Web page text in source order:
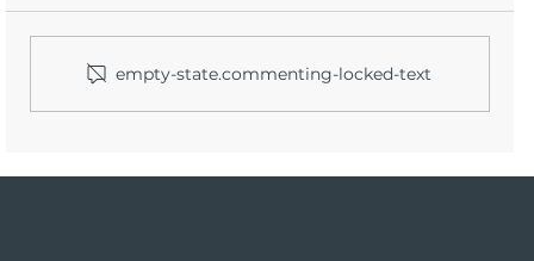
sur la faune sauvage
empty-state.commenting-locked-text